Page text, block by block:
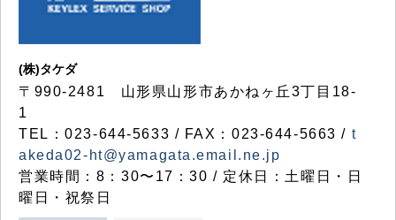
(株)タケダ
〒990-2481 山形県山形市あかねヶ丘3丁目18-
1
TEL：023-644-5633 / FAX：023-644-5663 / t
akeda02-ht@yamagata.email.ne.jp
営業時間：8：30〜17：30 / 定休日：土曜日・日
曜日・祝祭日